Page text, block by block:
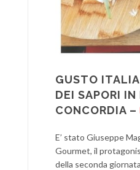
GUSTO
DEI SAPORI
CONCORDIA –
E’ stato Giuseppe
Gourmet, il
della seconda